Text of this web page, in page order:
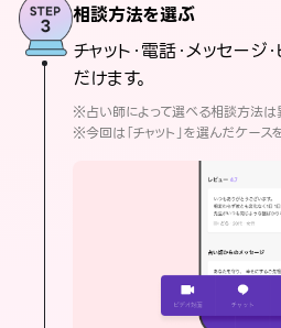
相談方法を選ぶ
チャット・電話・メッセー
だけます。
※占い師によって選べる相談方法は
※今回は「チャット」を選んだケース